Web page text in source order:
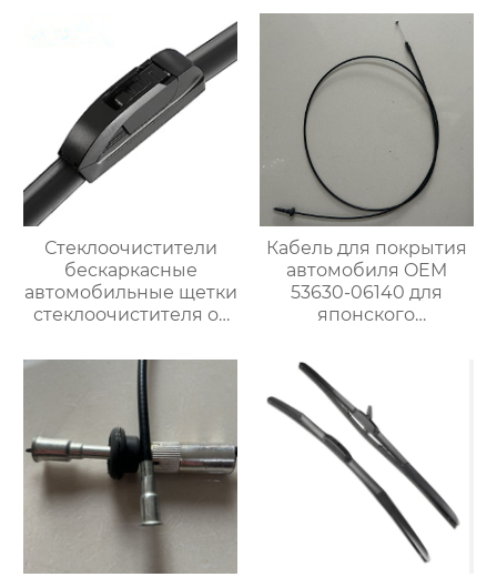
чистой щетки
стеклоочистителя для
vw golf 7 щеток
заднего
стеклоочистителя
Стеклоочистители
бескаркасные
автомобильные щетки
стеклоочистителя от
сменный адаптер
Кабель для покрытия
автомобиля OEM
53630-06140 для
японского